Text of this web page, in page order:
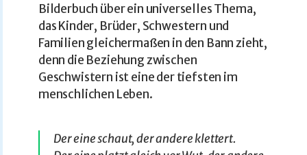
Bilderbuch über ein universelles Thema,
das Kinder, Brüder, Schwestern und
Familien gleichermaßen in den Bann zieht,
denn die Beziehung zwischen
Geschwistern ist eine der tiefsten im
menschlichen Leben.
Der eine schaut, der andere klettert.